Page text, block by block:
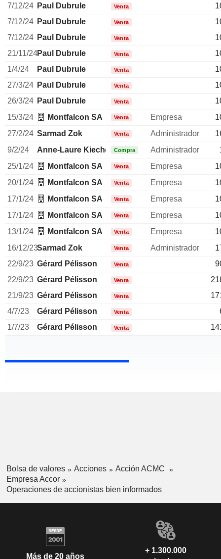
7/12/24 Paul Dubrule Venta
7/12/24 Paul Dubrule Venta
7/12/24 Paul Dubrule Venta
21/11/24Paul Dubrule Venta
1/4/24
Paul Dubrule Venta
27/3/24 Paul Dubrule Venta
26/3/24 Paul Dubrule Venta
15/3/24
Montfalcon SA Venta Empresa
27/2/24 Sarmad Zok Venta Administrador
9/2/24
Anne-Laure Kiechel Compra Administrador
25/1/24
Montfalcon SA Venta Empresa
20/1/24
Montfalcon SA Venta Empresa
17/1/24
Montfalcon SA Venta Empresa
17/1/24
Montfalcon SA Venta Empresa
13/1/24
Montfalcon SA Venta Empresa
16/12/23Sarmad Zok Venta Administrador
22/9/23 Gérard Pélisson Venta
22/9/23 Gérard Pélisson Venta
21/9/23 Gérard Pélisson Venta
4/7/23
Gérard Pélisson Venta
1/7/23
Gérard Pélisson Venta
Bolsa de valores Acciones
Acción ACMC
Empresa Accor
Operaciones de accionistas bien informados
Más de 20 años
+ 1.300.000